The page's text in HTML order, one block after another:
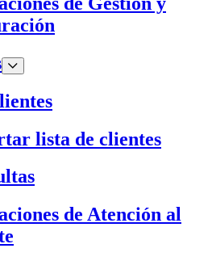
lista de clientes
de Atención al